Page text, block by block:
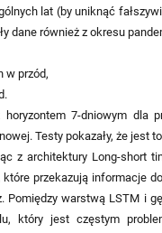
lat (by uniknąć
dane również z okresu
w przód,
7-dniowym dla
Testy pokazały, że jest
z architektury Long-short
przekazują informacje
Pomiędzy warstwą LSTM i
który jest częstym